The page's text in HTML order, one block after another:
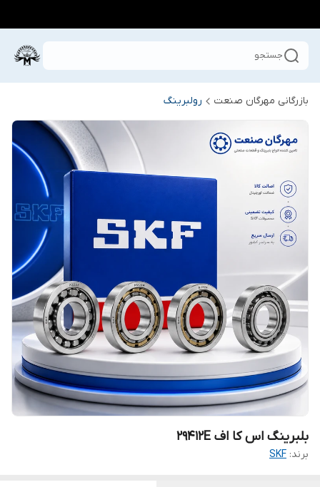
جستجو
بازرگانی مهرگان صنعت رولبرینگ
بلبرینگ اس کا اف 29412E
برند: SKF